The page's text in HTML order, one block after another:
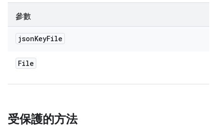
參數
jsonKeyFile
File
受保護的方法